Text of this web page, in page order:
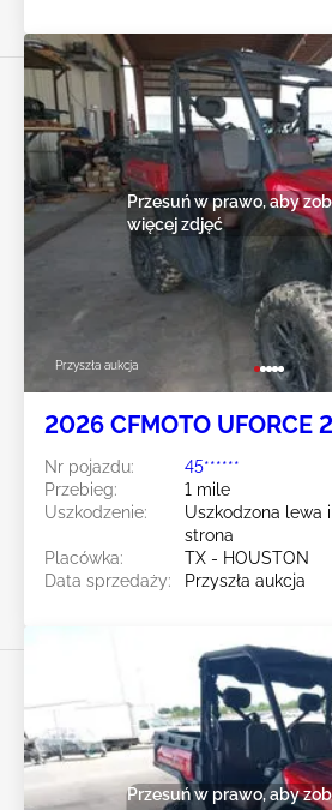
Przyszła aukcja
Przesuń w prawo, aby
więcej zdjęć
2026 CFMOTO UFORCE 2
Nr pojazdu:
45******
Przebieg:
1 mile
Uszkodzenie:
Uszkodzona lewa
strona
Placówka:
TX - HOUSTON
Data sprzedaży:
Przyszła aukcja
Przesuń w prawo, aby